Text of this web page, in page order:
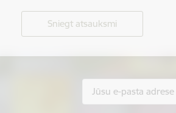
Sniegt atsauksmi